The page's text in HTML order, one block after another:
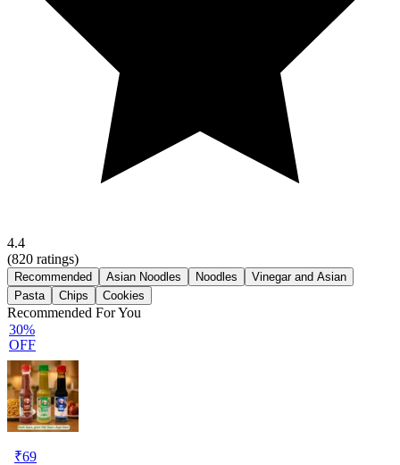
4.4
(820 ratings)
Recommended Asian Noodles Noodles
Vinegar and Asian
Pasta
Chips Cookies
Recommended For You
30%
OFF
₹69